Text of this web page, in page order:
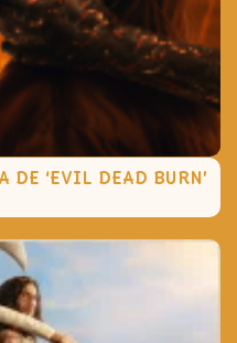
DE ‘EVIL DEAD BURN’